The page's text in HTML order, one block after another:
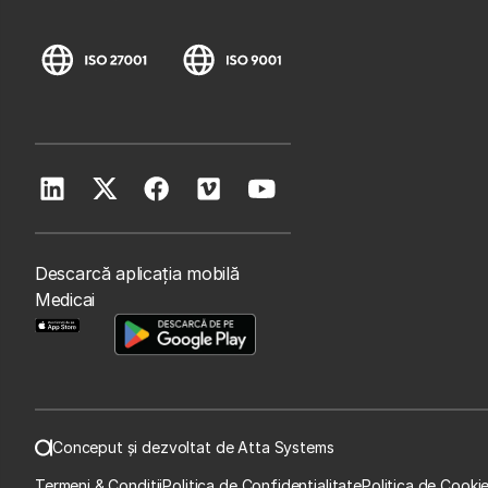
Descarcă aplicația mobilă
Medicai
Conceput și dezvoltat de Atta Systems